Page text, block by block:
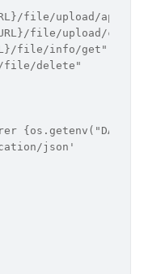
file/upload/apply"
file/upload/
file/info/get"
file/delete"
json'